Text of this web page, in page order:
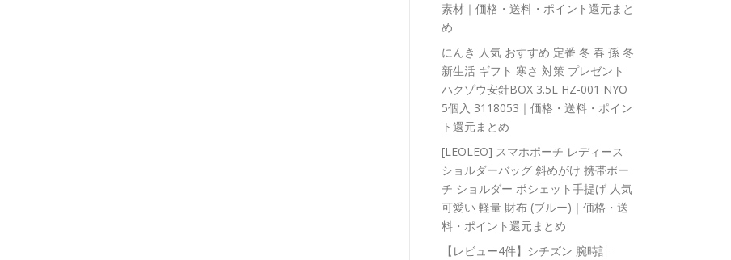
素材｜価格・送料・ポイント還元まと
め
にんき 人気 おすすめ 定番 冬 春 孫 冬
新生活 ギフト 寒さ 対策 プレゼント
ハクゾウ安針BOX 3.5L HZ-001 NYO
5個入 3118053｜価格・送料・ポイン
ト還元まとめ
[LEOLEO] スマホポーチ レディース
ショルダーバッグ 斜めがけ 携帯ポー
チ ショルダー ポシェット手提げ 人気
可愛い 軽量 財布 (ブルー)｜価格・送
料・ポイント還元まとめ
【レビュー4件】シチズン 腕時計